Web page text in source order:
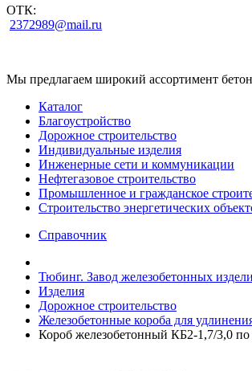
ОТК:
2372989@mail.ru
Мы предлагаем широкий ассортимент
Каталог
Благоустройство
Дорожное строительство
Индивидуальные изделия
Инженерные сети и коммуникации
Нефтегазовое строительство
Промышленное и гражданское
Строительство энергетических
Справочник
Тюбинг. Завод железобетонных
Изделия
Дорожное строительство
Железобетонные короба для
Короб железобетонный КБ2-1,7/3,0